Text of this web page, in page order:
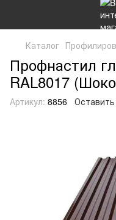
Каталог
Профнастил
RAL8017
Артикул: 8856